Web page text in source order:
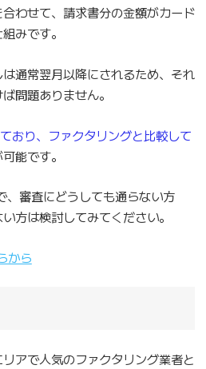
わせて、請求書分の金額がカード
みです。
通常翌月以降にされるため、それ
問題ありません。
おり、ファクタリングと比較して
能です。
審査にどうしても通らない方
方は検討してみてください。
から
アで人気のファクタリング業者と